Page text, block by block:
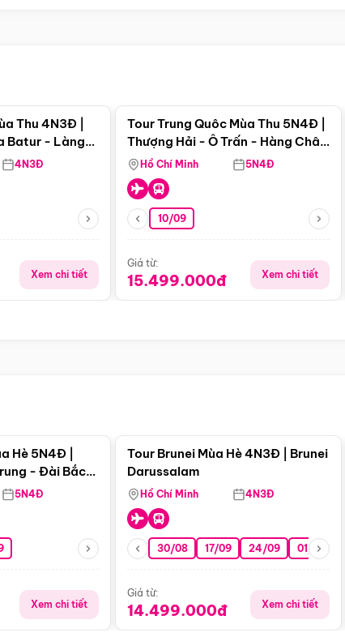
Thu 4N3Đ |
Batur - Làng
4N3Đ
Xem chi tiết
Tour Trung Quôc Mùa Thu 5N4Đ |
Thượng Hải - Ô Trấn - Hàng Châu
(Tour Không Shopping)
Hồ Chí Minh 5N4Đ
10/09
Giá từ:
15.499.000đ Xem chi tiết
Hè 5N4Đ |
- Đài Bắc
5N4Đ
Xem chi tiết
Tour Brunei Mùa Hè 4N3Đ | Brunei
Darussalam
Hồ Chí Minh 4N3Đ
30/08 17/09 24/09 01/10
Giá từ:
14.499.000đ Xem chi tiết